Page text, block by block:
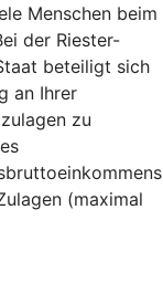
Menschen beim
der Riester-
beteiligt sich
an Ihrer
zu
(maximal